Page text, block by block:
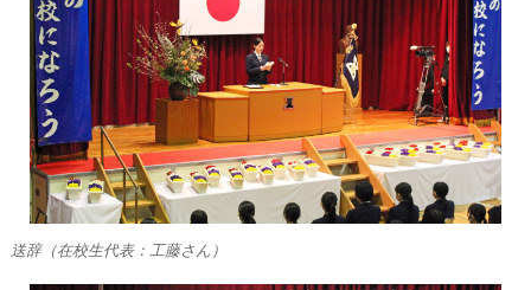
送辞（在校生代表：工藤さん）